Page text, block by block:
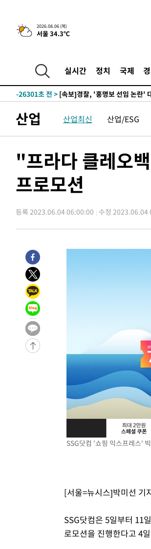
2026.08.06 (목)
서울 34.3℃
실시간 정치 국제
2시간 전 >[속보] "이란-오만, 호르무즈 해협 통
-31469초 전 >내일까지 39도 '펄펄'…기상청 "
-31084초 전 >
-27604초 전 >
[속보]산업장관 "李정부, 원전
-26301초 전 > [속보]경찰, '홍명보 선임 논란'
색
상
-25481초 전 >
[속보]코스피 매도사이드카 발
-20881초 전 > [속보]코스닥, 2.15포인트
[속보]코스피, 119.51포인트
-17311초 전 >6월 경상수지 497.3억 달러…두
-14624초 전 >미 워싱턴주 스포캔 시의 통제불
-6797초 전 >[속보] 호르무즈 해협 이란-오만
임 3년 인터뷰
2시간 전 >
-31469초 전 >
내일까지 39도 '펄펄'…기상청
-31106초 전 >
트럼프, 한국계 진보 주지사 후
-31084초 전 >
"美간섭에 합의 지연"…트럼프
-27604초 전 >
[속보]산업장관 "李정부, 원전
-26301초 전 >
[속보]경찰, '홍명보 선임 논란'
-25688초 전 >
[속보]산업장관 "美무역법 제
-25481초 전 >
[속보]코스피 매도사이드카 발
[속보]전남광주 초대 시민추천
서울 열대야 15일째 지속…비공
[속보]코스닥, 2.15포인트
[속보]코스피, 119.51포인트
6월 경상수지 497.3억 달러…두
서울 낮 39도 '폭염중대경보
미 워싱턴주 스포캔 시의 통제
[속보] "이란-오만, 호르무즈 해협
산업 산업최신 산업/ESG
"프라다 클레오
프로모션
등록 2023.06.04 06:00:00 수정 2023.06.04
SSG닷컴 '쇼핑 익스프레스'
[서울=뉴시스]박미선 기
SSG닷컴은 5일부터 11
로모션을 진행한다고 4